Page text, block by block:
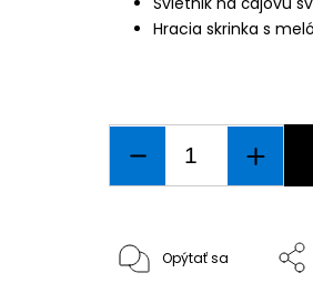
Hracia skrinka s
Opýtať sa